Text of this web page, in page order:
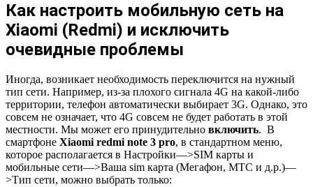
Как настроить мобильную сеть на
Xiaomi (Redmi) и исключить
очевидные проблемы
Иногда, возникает необходимость переключится на нужный
тип сети. Например, из-за плохого сигнала 4G на какой-либо
территории, телефон автоматически выбирает 3G. Однако, это
совсем не означает, что 4G совсем не будет работать в этой
местности. Мы может его принудительно включить. В
смартфоне Xiaomi redmi note 3 pro, в стандартном меню,
которое располагается в Настройки—>SIM карты и
мобильные сети—>Ваша sim карта (Мегафон, МТС и д.р.)—
>Тип сети, можно выбрать только: